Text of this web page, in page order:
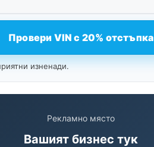
Провери VIN с 20% отстъпка
изненади.
Рекламно място
Вашият бизнес тук